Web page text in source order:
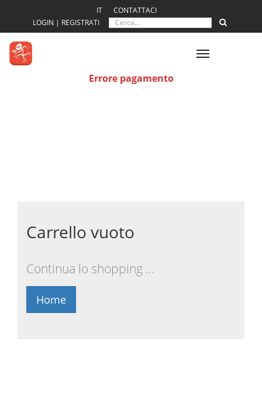
IT
CONTATTACI
LOGIN | REGISTRATI
Toggle
Errore pagamento
Carrello vuoto
Continua lo shopping ...
Home